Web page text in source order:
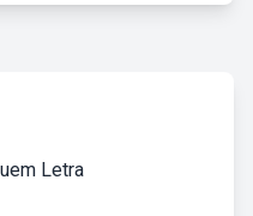
Letra